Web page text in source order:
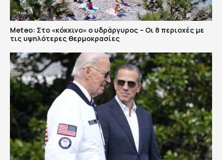
Meteo: Στο «κόκκινο» ο υδράργυρος – Οι 8 περιοχές με
τις υψηλότερες θερμοκρασίες